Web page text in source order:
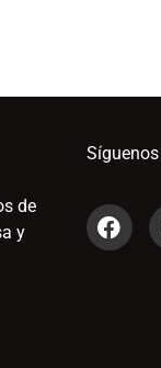
de
y
Síguenos